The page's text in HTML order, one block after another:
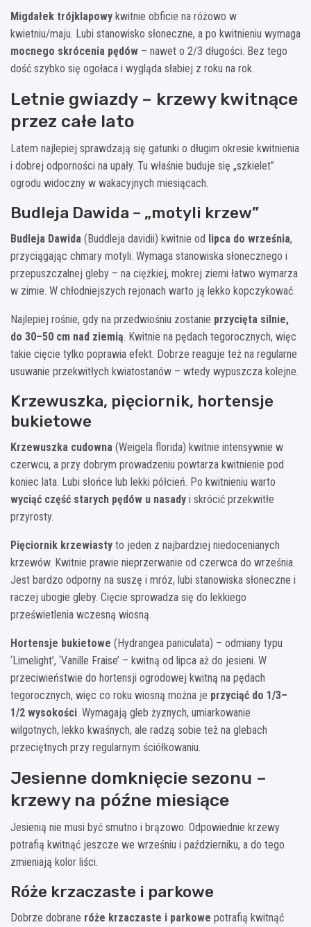
Migdałek trójklapowy kwitnie obficie na różowo w
kwietniu/maju. Lubi stanowisko słoneczne, a po kwitnieniu wymaga
mocnego skrócenia pędów – nawet o 2/3 długości. Bez tego
dość szybko się ogołaca i wygląda słabiej z roku na rok.
Letnie gwiazdy – krzewy kwitnące
przez całe lato
Latem najlepiej sprawdzają się gatunki o długim okresie kwitnienia
i dobrej odporności na upały. Tu właśnie buduje się „szkielet”
ogrodu widoczny w wakacyjnych miesiącach.
Budleja Dawida – „motyli krzew”
Budleja Dawida (Buddleja davidii) kwitnie od lipca do września,
przyciągając chmary motyli. Wymaga stanowiska słonecznego i
przepuszczalnej gleby – na ciężkiej, mokrej ziemi łatwo wymarza
w zimie. W chłodniejszych rejonach warto ją lekko kopczykować.
Najlepiej rośnie, gdy na przedwiośniu zostanie przycięta silnie,
do 30–50 cm nad ziemią. Kwitnie na pędach tegorocznych, więc
takie cięcie tylko poprawia efekt. Dobrze reaguje też na regularne
usuwanie przekwitłych kwiatostanów – wtedy wypuszcza kolejne.
Krzewuszka, pięciornik, hortensje
bukietowe
Krzewuszka cudowna (Weigela florida) kwitnie intensywnie w
czerwcu, a przy dobrym prowadzeniu powtarza kwitnienie pod
koniec lata. Lubi słońce lub lekki półcień. Po kwitnieniu warto
wyciąć część starych pędów u nasady i skrócić przekwitłe
przyrosty.
Pięciornik krzewiasty to jeden z najbardziej niedocenianych
krzewów. Kwitnie prawie nieprzerwanie od czerwca do września.
Jest bardzo odporny na suszę i mróz, lubi stanowiska słoneczne i
raczej ubogie gleby. Cięcie sprowadza się do lekkiego
prześwietlenia wczesną wiosną.
Hortensje bukietowe (Hydrangea paniculata) – odmiany typu
‘Limelight’, ‘Vanille Fraise’ – kwitną od lipca aż do jesieni. W
przeciwieństwie do hortensji ogrodowej kwitną na pędach
tegorocznych, więc co roku wiosną można je przyciąć do 1/3–
1/2 wysokości. Wymagają gleb żyznych, umiarkowanie
wilgotnych, lekko kwaśnych, ale radzą sobie też na glebach
przeciętnych przy regularnym ściółkowaniu.
Jesienne domknięcie sezonu –
krzewy na późne miesiące
Jesienią nie musi być smutno i brązowo. Odpowiednie krzewy
potrafią kwitnąć jeszcze we wrześniu i październiku, a do tego
zmieniają kolor liści.
Róże krzaczaste i parkowe
Dobrze dobrane róże krzaczaste i parkowe potrafią kwitnąć